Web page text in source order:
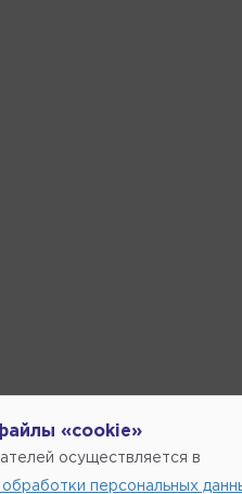
«cookie»
осуществляется в
обработки персональных